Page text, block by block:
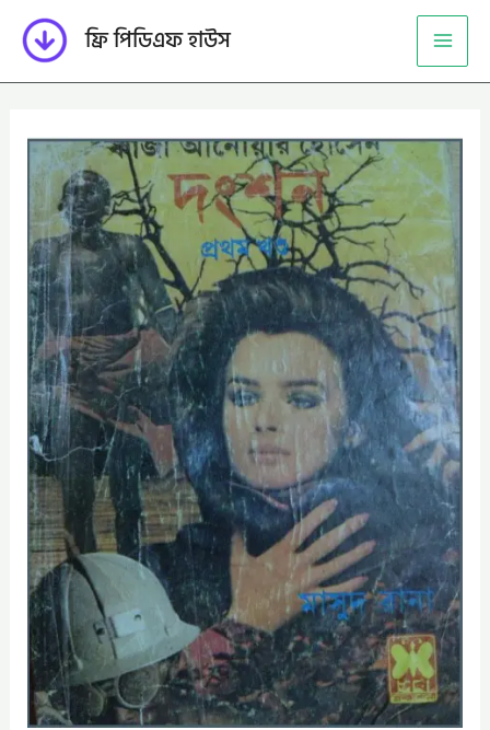
content
ফ্রি পিডিএফ হাউস